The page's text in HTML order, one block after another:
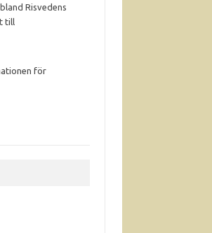
Risvedens
till
för